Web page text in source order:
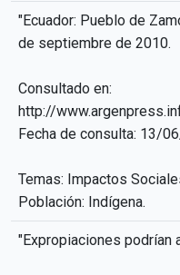
"Ecuador: Pueblo de
de septiembre de 2010.
Consultado en:
http://
Fecha de consulta: 13/
Temas: Impactos
Población: Indígena.
"Expropiaciones podrían